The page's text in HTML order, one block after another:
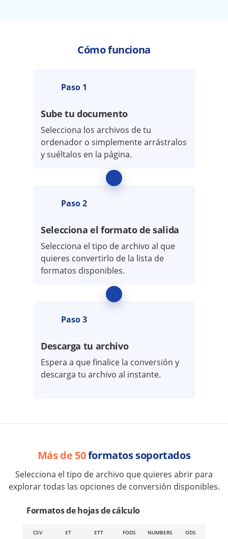
Cómo funciona
Paso 1
Sube tu documento
Selecciona los archivos de tu
ordenador o simplemente arrástralos
y suéltalos en la página.
Paso 2
Selecciona el formato de salida
Selecciona el tipo de archivo al que
quieres convertirlo de la lista de
formatos disponibles.
Paso 3
Descarga tu archivo
Espera a que finalice la conversión y
descarga tu archivo al instante.
Más de 50formatos soportados
Selecciona el tipo de archivo que quieres abrir para
explorar todas las opciones de conversión disponibles.
Formatos de hojas de cálculo
CSV ET ETT FODS NUMBERS ODS